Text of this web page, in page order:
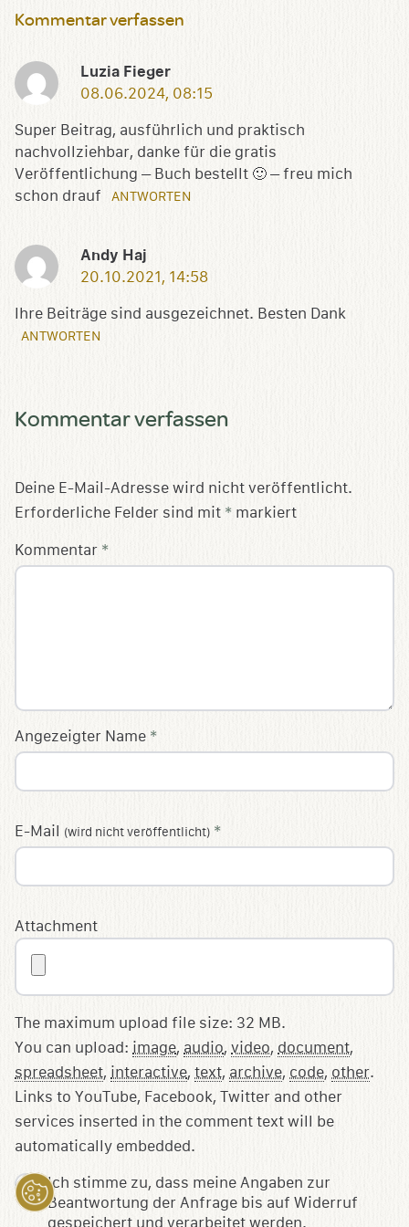
Kommentar verfassen
Luzia Fieger
08.06.2024, 08:15
Super Beitrag, ausführlich und praktisch
nachvollziehbar, danke für die gratis
Veröffentlichung – Buch bestellt 🙂 – freu mich
schon drauf
ANTWORTEN
Andy Haj
20.10.2021, 14:58
Ihre Beiträge sind ausgezeichnet. Besten Dank
ANTWORTEN
Kommentar verfassen
Deine E-Mail-Adresse wird nicht veröffentlicht.
Erforderliche Felder sind mit * markiert
Kommentar *
Angezeigter Name *
E-Mail (wird nicht veröffentlicht) *
Ich stimme zu, dass meine Angaben zur
Beantwortung der Anfrage bis auf Widerruf
gespeichert und verarbeitet werden.
Attachment
The maximum upload file size: 32 MB.
You can upload: image, audio, video, document,
spreadsheet, interactive, text, archive, code, other.
Links to YouTube, Facebook, Twitter and other
services inserted in the comment text will be
automatically embedded.